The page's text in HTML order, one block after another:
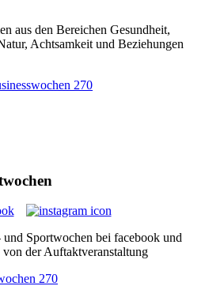
aus den Bereichen Gesundheit,
Achtsamkeit und Beziehungen
und Sportwochen bei facebook und
der Auftaktveranstaltung